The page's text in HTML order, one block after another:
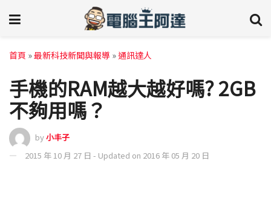
首頁 »最新科技新聞與報導 »通訊達人
手機的RAM越大越好嗎? 2GB
不夠用嗎？
by小丰子
2015 年 10 月 27 日 - Updated on 2016 年 05 月 20 日